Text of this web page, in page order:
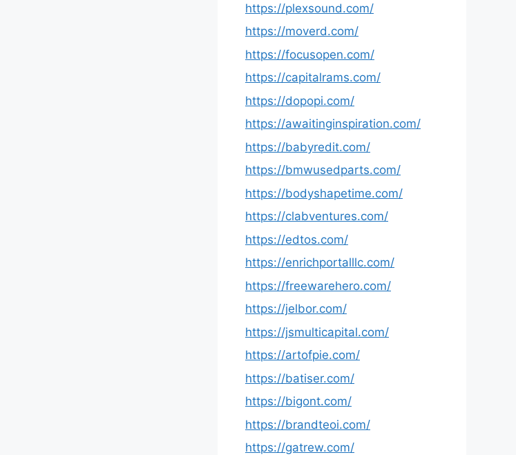
https://plexsound.com/
https://moverd.com/
https://focusopen.com/
https://capitalrams.com/
https://dopopi.com/
https://awaitinginspiration.com/
https://babyredit.com/
https://bmwusedparts.com/
https://bodyshapetime.com/
https://clabventures.com/
https://edtos.com/
https://enrichportalllc.com/
https://freewarehero.com/
https://jelbor.com/
https://jsmulticapital.com/
https://artofpie.com/
https://batiser.com/
https://bigont.com/
https://brandteoi.com/
https://gatrew.com/